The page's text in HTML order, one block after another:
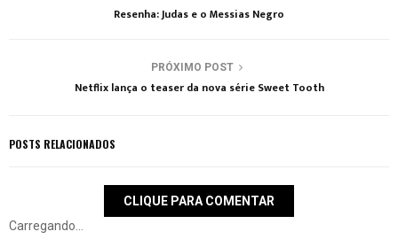
Resenha: Judas e o Messias Negro
PRÓXIMO POST
Netflix lança o teaser da nova série Sweet Tooth
POSTS RELACIONADOS
CLIQUE PARA COMENTAR
Carregando...